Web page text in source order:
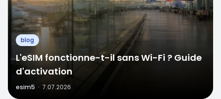
blog
L'eSIM fonctionne-t-il sans Wi-Fi ? Guide
d'activation
esim5 · 7.07.2026